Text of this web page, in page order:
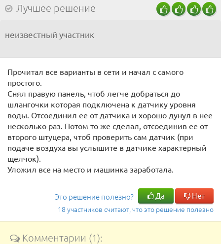
Лучшее решение
неизвестный участник
Прочитал все варианты в сети и начал с самого
простого.
Снял правую панель, чтоб легче добраться до
шлангочки которая подключена к датчику уровня
воды. Отсоединил ее от датчика и хорошо дунул в нее
несколько раз. Потом то же сделал, отсоединив ее от
второго штуцера, чтоб проверить сам датчик (при
подаче воздуха вы услышите в датчике характерный
щелчок).
Уложил все на место и машинка заработала.
Это решение полезно? Да Нет
18 участников считают, что это решение полезно
Комментарии (1):